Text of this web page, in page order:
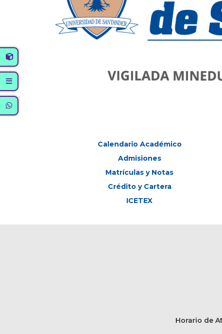
Calendario Académico
Admisiones
Matrículas y Notas
Crédito y Cartera
ICETEX
Horario de